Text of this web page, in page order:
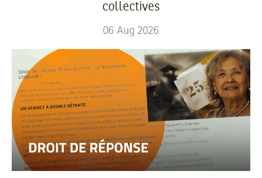
collectives
06 Aug 2026